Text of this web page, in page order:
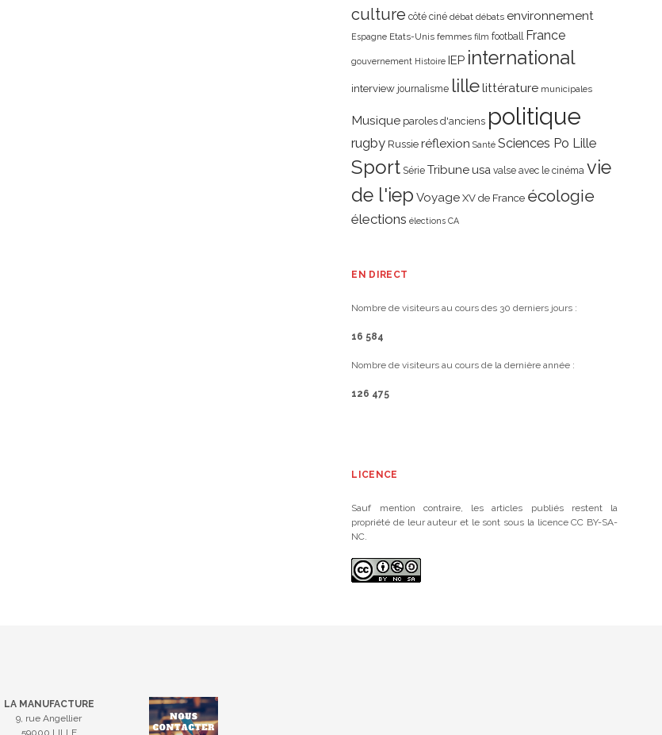
culture côté ciné débat débats environnement
Espagne Etats-Unis femmes film football France
gouvernement Histoire IEP international
interview journalisme lillelittérature municipales
Musique paroles d'anciens politique
rugby Russie réflexion Santé Sciences Po Lille
Sport Série Tribune usa valse avec le cinéma vie
de l'iep Voyage XV de France écologie
élections élections CA
EN DIRECT
Nombre de visiteurs au cours des 30 derniers jours :
16 584
Nombre de visiteurs au cours de la dernière année :
126 475
LICENCE
Sauf mention contraire, les articles publiés restent la
propriété de leur auteur et le sont sous la licence CC BY-SA-
NC.
LA MANUFACTURE
9, rue Angellier
59000 LILLE